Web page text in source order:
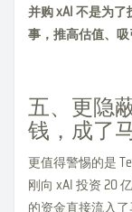
并购 xAI 不是为
事，推高估值、
五、更隐
钱，成了
更值得警惕的是
刚向 xAI 投资 20
的资金直接流入